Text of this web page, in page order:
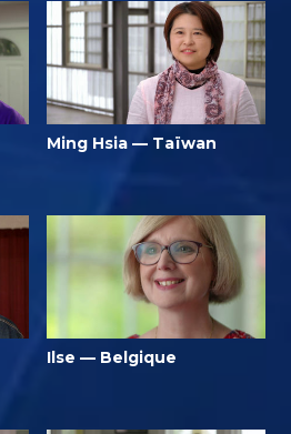
Ming Hsia — Taïwan
Ilse — Belgique